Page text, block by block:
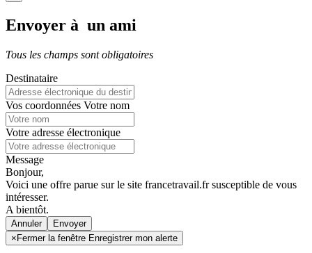
Envoyer à un ami
Tous les champs sont obligatoires
Destinataire
Vos coordonnées Votre nom
Votre adresse électronique
Message
Bonjour,
Voici une offre parue sur le site francetravail.fr susceptible de vous
intéresser.
A bientôt.
Annuler
×Fermer la fenêtre Enregistrer mon alerte